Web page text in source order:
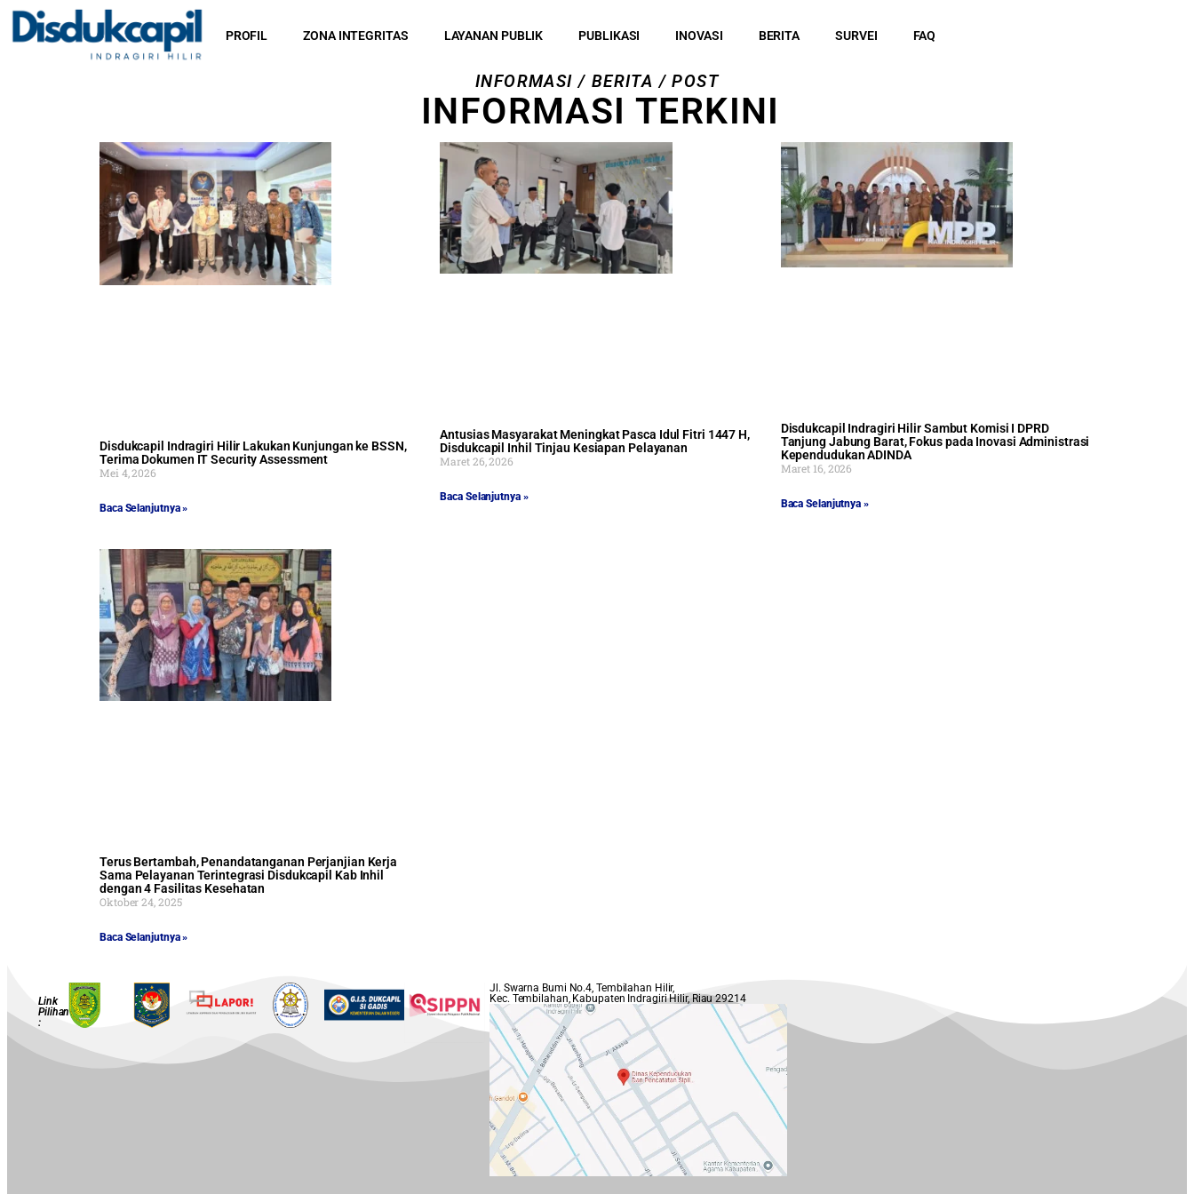
PROFIL ZONA INTEGRITAS LAYANAN PUBLIK PUBLIKASI INOVASI BERITA SURVEI FAQ
INFORMASI / BERITA / POST
INFORMASI TERKINI
Disdukcapil Indragiri Hilir Lakukan Kunjungan ke BSSN,
Terima Dokumen IT Security Assessment
Mei 4, 2026
Baca Selanjutnya »
Antusias Masyarakat Meningkat Pasca Idul Fitri 1447 H,
Disdukcapil Inhil Tinjau Kesiapan Pelayanan
Maret 26, 2026
Baca Selanjutnya »
Disdukcapil Indragiri Hilir Sambut Komisi I DPRD
Tanjung Jabung Barat, Fokus pada Inovasi Administrasi
Kependudukan ADINDA
Maret 16, 2026
Baca Selanjutnya »
Terus Bertambah, Penandatanganan Perjanjian Kerja
Sama Pelayanan Terintegrasi Disdukcapil Kab Inhil
dengan 4 Fasilitas Kesehatan
Oktober 24, 2025
Baca Selanjutnya »
Link
Pilihan
:
Jl. Swarna Bumi No.4, Tembilahan Hilir,
Kec. Tembilahan, Kabupaten Indragiri Hilir, Riau 29214